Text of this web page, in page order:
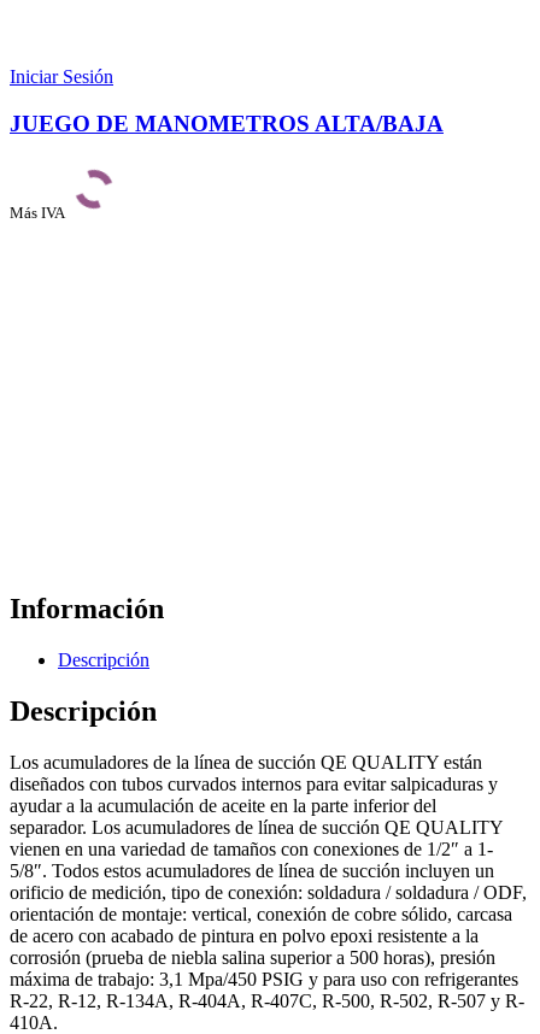
Iniciar Sesión
JUEGO DE MANOMETROS ALTA/BAJA
Más IVA
Información
Descripción
Descripción
Los acumuladores de la línea de succión QE QUALITY están
diseñados con tubos curvados internos para evitar salpicaduras y
ayudar a la acumulación de aceite en la parte inferior del
separador. Los acumuladores de línea de succión QE QUALITY
vienen en una variedad de tamaños con conexiones de 1/2″ a 1-
5/8″. Todos estos acumuladores de línea de succión incluyen un
orificio de medición, tipo de conexión: soldadura / soldadura / ODF,
orientación de montaje: vertical, conexión de cobre sólido, carcasa
de acero con acabado de pintura en polvo epoxi resistente a la
corrosión (prueba de niebla salina superior a 500 horas), presión
máxima de trabajo: 3,1 Mpa/450 PSIG y para uso con refrigerantes
R-22, R-12, R-134A, R-404A, R-407C, R-500, R-502, R-507 y R-
410A.